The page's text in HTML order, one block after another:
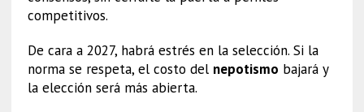
competitivos.
De cara a 2027, habrá estrés en la selección. Si la
norma se respeta, el costo del nepotismo bajará y
la elección será más abierta.